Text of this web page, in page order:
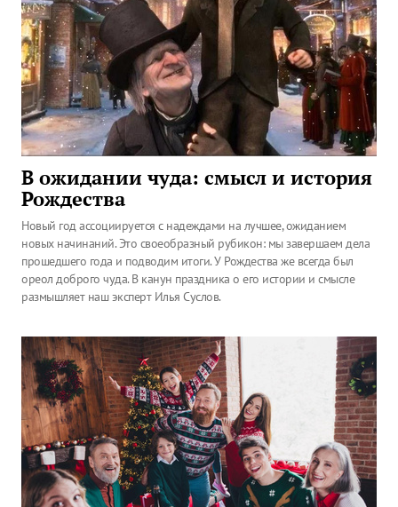
В ожидании чуда: смысл и история
Рождества
Новый год ассоциируется с надеждами на лучшее, ожиданием
новых начинаний. Это своеобразный рубикон: мы завершаем дела
прошедшего года и подводим итоги. У Рождества же всегда был
ореол доброго чуда. В канун праздника о его истории и смысле
размышляет наш эксперт Илья Суслов.